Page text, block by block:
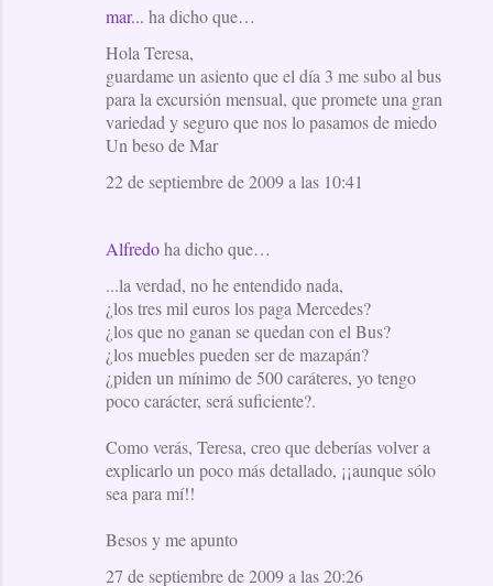
mar... ha dicho que…
Hola Teresa,
guardame un asiento que el día 3 me subo al bus
para la excursión mensual, que promete una gran
variedad y seguro que nos lo pasamos de miedo
Un beso de Mar
22 de septiembre de 2009 a las 10:41
Alfredoha dicho que…
...la verdad, no he entendido nada,
¿los tres mil euros los paga Mercedes?
¿los que no ganan se quedan con el Bus?
¿los muebles pueden ser de mazapán?
¿piden un mínimo de 500 caráteres, yo tengo
poco carácter, será suficiente?.
Como verás, Teresa, creo que deberías volver a
explicarlo un poco más detallado, ¡¡aunque sólo
sea para mí!!
Besos y me apunto
27 de septiembre de 2009 a las 20:26